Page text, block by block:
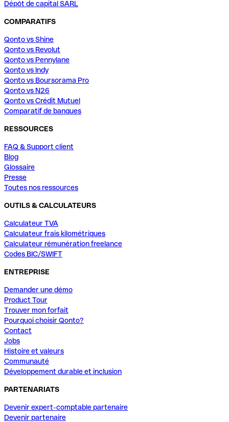
Dépôt de capital SARL
COMPARATIFS
Qonto vs Shine
Qonto vs Revolut
Qonto vs Pennylane
Qonto vs Indy
Qonto vs Boursorama Pro
Qonto vs N26
Qonto vs Crédit Mutuel
Comparatif de banques
RESSOURCES
FAQ & Support client
Blog
Glossaire
Presse
Toutes nos ressources
OUTILS & CALCULATEURS
Calculateur TVA
Calculateur frais kilométriques
Calculateur rémunération freelance
Codes BIC/SWIFT
ENTREPRISE
Demander une démo
Product Tour
Trouver mon forfait
Pourquoi choisir Qonto?
Contact
Jobs
Histoire et valeurs
Communauté
Développement durable et inclusion
PARTENARIATS
Devenir expert-comptable partenaire
Devenir partenaire